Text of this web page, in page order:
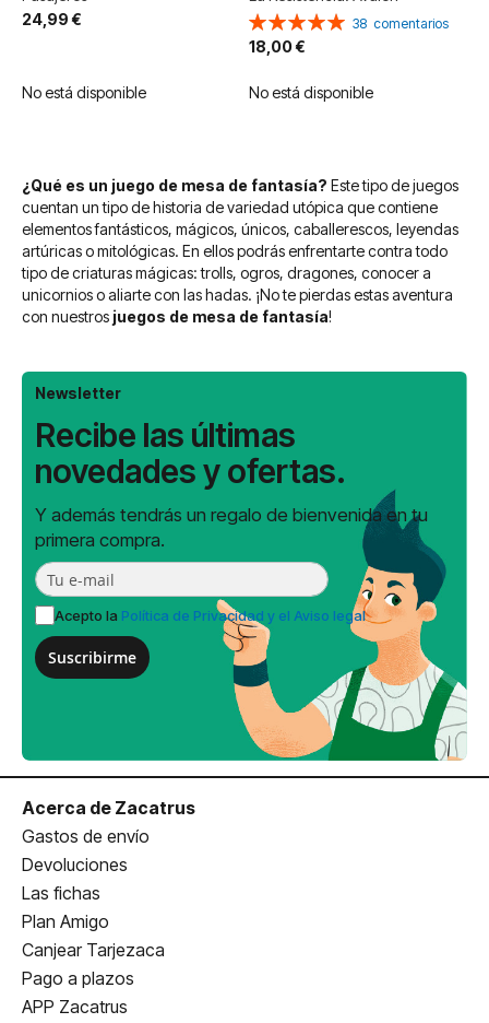
24,99 €
No está disponible
Valoración:
100%
38 comentarios
18,00 €
No está disponible
¿Qué es un juego de mesa de fantasía? Este tipo de juegos
cuentan un tipo de historia de variedad utópica que contiene
elementos fantásticos, mágicos, únicos, caballerescos, leyendas
artúricas o mitológicas. En ellos podrás enfrentarte contra todo
tipo de criaturas mágicas: trolls, ogros, dragones, conocer a
unicornios o aliarte con las hadas. ¡No te pierdas estas aventura
con nuestros juegos de mesa de fantasía!
Newsletter
Recibe las últimas
novedades y ofertas.
Y además tendrás un regalo de bienvenida en tu
primera compra.
Acepto la Política de Privacidad y el Aviso legal
Suscribirme
Acerca de Zacatrus
Gastos de envío
Devoluciones
Las fichas
Plan Amigo
Canjear Tarjezaca
Pago a plazos
APP Zacatrus